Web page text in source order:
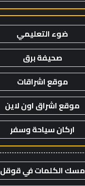
ضوء التعليمي
صحيفة برق
موقع اشراقات
موقع اشراق اون لاين
اركان سياحة وسفر
مسك الكلمات في قوقل